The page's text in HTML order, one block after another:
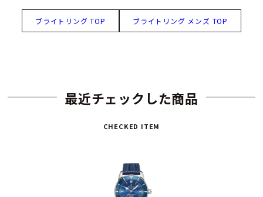
ブライトリング TOP ブライトリング メンズ TOP
最近チェックした商品
CHECKED ITEM